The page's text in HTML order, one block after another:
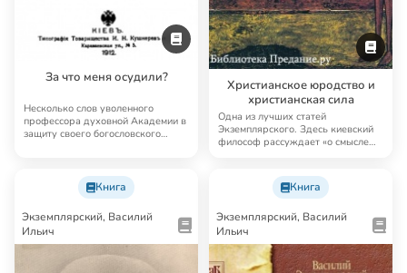
За что меня осудили?
Несколько слов уволенного
профессора духовной Академии в
защиту своего богословского
Христианское юродство и
христианская сила
Одна из лучших статей
Экземплярского. Здесь киевский
философ рассуждает «о смысле
Книга
Экземплярский, Василий
Ильич
Книга
Экземплярский, Василий
Ильич